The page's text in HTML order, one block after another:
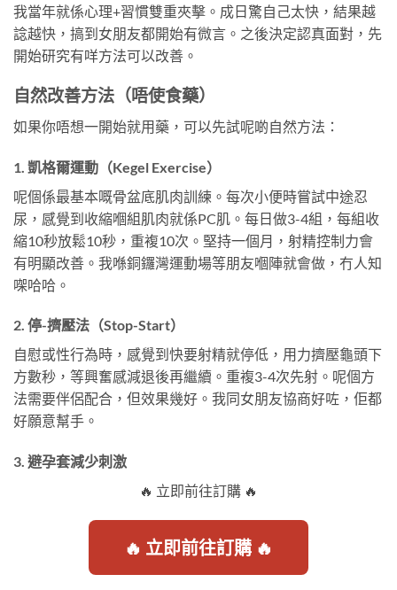
我當年就係心理+習慣雙重夾擊。成日驚自己太快，結果越
諗越快，搞到女朋友都開始有微言。之後決定認真面對，先
開始研究有咩方法可以改善。
自然改善方法（唔使食藥）
如果你唔想一開始就用藥，可以先試呢啲自然方法：
1. 凱格爾運動（Kegel Exercise）
呢個係最基本嘅骨盆底肌肉訓練。每次小便時嘗試中途忍
尿，感覺到收縮嗰組肌肉就係PC肌。每日做3-4組，每組收
縮10秒放鬆10秒，重複10次。堅持一個月，射精控制力會
有明顯改善。我喺銅鑼灣運動場等朋友嗰陣就會做，冇人知
㗎哈哈。
2. 停-擠壓法（Stop-Start）
自慰或性行為時，感覺到快要射精就停低，用力擠壓龜頭下
方數秒，等興奮感減退後再繼續。重複3-4次先射。呢個方
法需要伴侶配合，但效果幾好。我同女朋友協商好咗，佢都
好願意幫手。
3. 避孕套減少刺激
🔥 立即前往訂購 🔥
🔥 立即前往訂購 🔥